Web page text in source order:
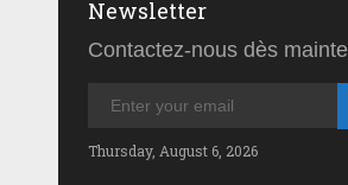
Newsletter
Contactez-nous dès
Thursday, August 6, 2026